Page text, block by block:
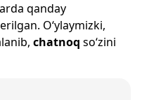
qanday
O‘ylaymizki,
chatnoq so‘zini